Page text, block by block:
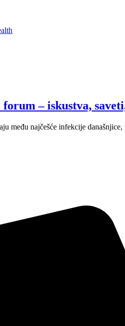
– iskustva,
među najčešće infekcije